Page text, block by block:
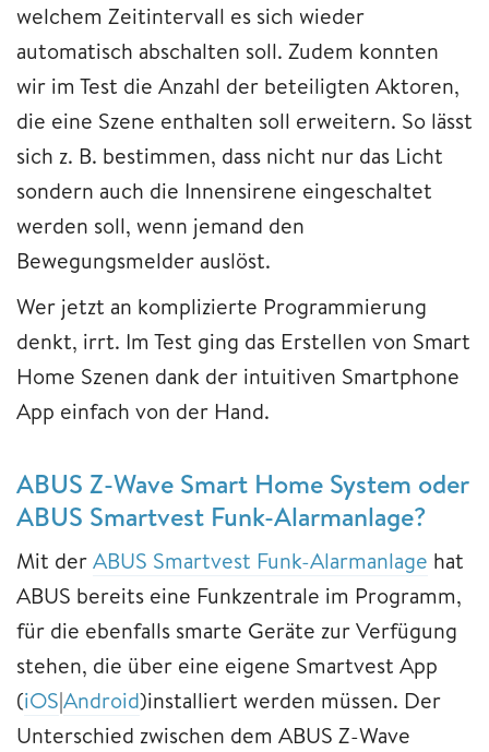
welchem Zeitintervall es sich wieder
automatisch abschalten soll. Zudem konnten
wir im Test die Anzahl der beteiligten Aktoren,
die eine Szene enthalten soll erweitern. So lässt
sich z. B. bestimmen, dass nicht nur das Licht
sondern auch die Innensirene eingeschaltet
werden soll, wenn jemand den
Bewegungsmelder auslöst.
Wer jetzt an komplizierte Programmierung
denkt, irrt. Im Test ging das Erstellen von Smart
Home Szenen dank der intuitiven Smartphone
App einfach von der Hand.
ABUS Z-Wave Smart Home System oder
ABUS Smartvest Funk-Alarmanlage?
Mit derABUS Smartvest Funk-Alarmanlage hat
ABUS bereits eine Funkzentrale im Programm,
für die ebenfalls smarte Geräte zur Verfügung
stehen, die über eine eigene Smartvest App
(iOS|Android)installiert werden müssen. Der
Unterschied zwischen dem ABUS Z-Wave